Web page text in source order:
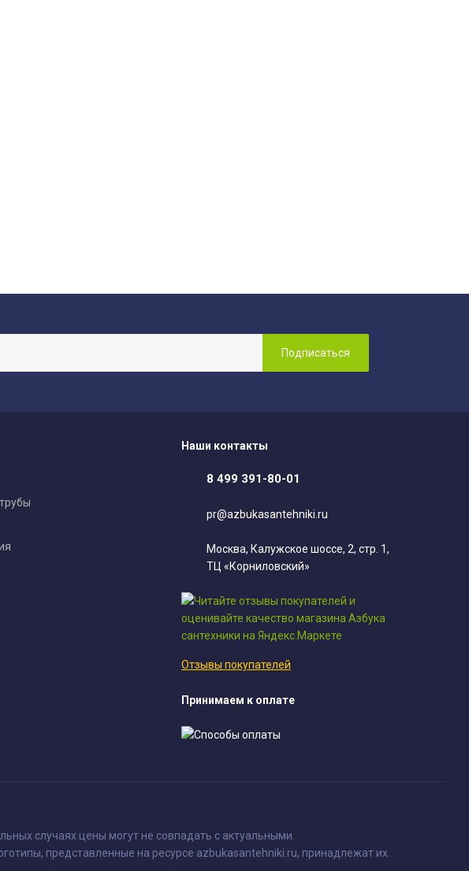
Наши контакты
8 499 391-80-01
pr@azbukasantehniki.ru
Москва, Калужское шоссе, 2, стр. 1,
ТЦ «Корниловский»
Отзывы покупателей
Принимаем к оплате
случаях цены могут не совпадать с актуальными.
представленные на ресурсе azbukasantehniki.ru, принадлежат их